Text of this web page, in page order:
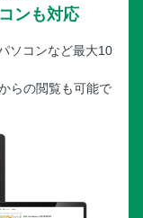
ンも対応
ソコンなど最大10
らの閲覧も可能で